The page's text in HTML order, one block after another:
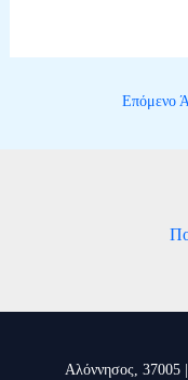
Επόμενο
Αλόννησος, 37005